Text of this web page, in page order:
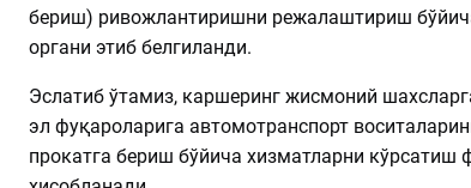
бериш) ривожлантиришни режалаштириш
органи этиб белгиланди.
Эслатиб ўтамиз, каршеринг жисмоний
эл фуқароларига автомотранспорт
прокатга бериш бўйича хизматларни кўрсатиш